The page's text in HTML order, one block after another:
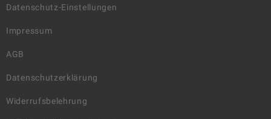
Datenschutz-Einstellungen
Impressum
AGB
Datenschutzerklärung
Widerrufsbelehrung